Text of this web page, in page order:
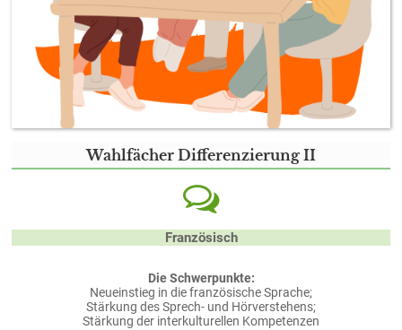
Wahlfächer Differenzierung II
Französisch
Die Schwerpunkte:
Neueinstieg in die französische Sprache;
Stärkung des Sprech- und Hörverstehens;
Stärkung der interkulturellen Kompetenzen